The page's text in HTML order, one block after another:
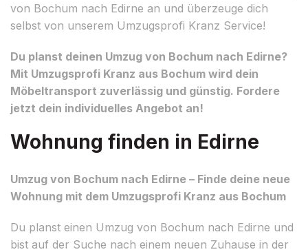
von Bochum nach Edirne an und überzeuge dich
selbst von unserem Umzugsprofi Kranz Service!
Du planst deinen Umzug von Bochum nach Edirne?
Mit Umzugsprofi Kranz aus Bochum wird dein
Möbeltransport zuverlässig und günstig. Fordere
jetzt dein individuelles Angebot an!
Wohnung finden in Edirne
Umzug von Bochum nach Edirne – Finde deine neue
Wohnung mit dem Umzugsprofi Kranz aus Bochum
Du planst einen Umzug von Bochum nach Edirne und
bist auf der Suche nach einem neuen Zuhause in der